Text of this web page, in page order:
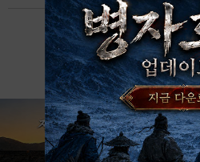
아이디 / 비밀번호 찾기